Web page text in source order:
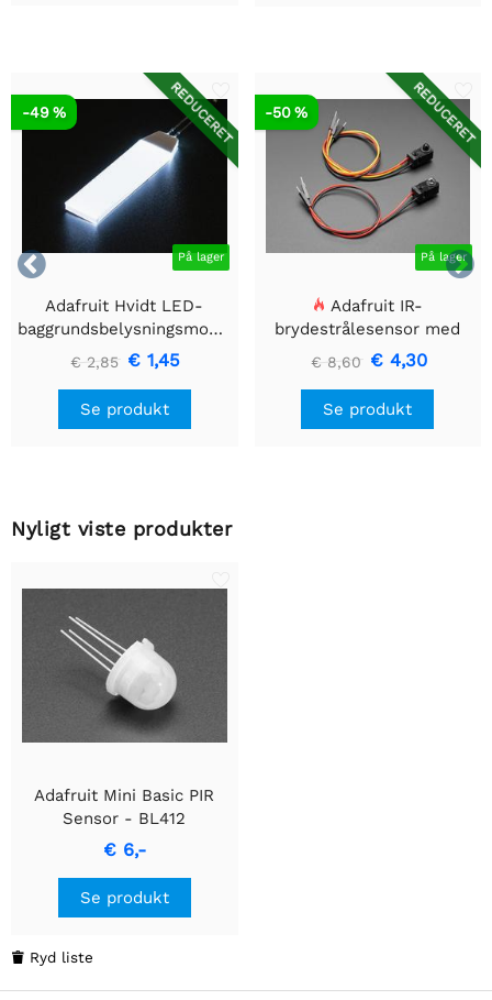


REDUCERET
På lager
-49 %
Adafruit Hvidt LED-
baggrundsbelysningsmodul
- Lille 12mm x 40mm
€ 2,85 € 1,45
Se produkt
REDUCERET
På lager
-50 %
Adafruit IR-
brydestrålesensor med
premium ledningsstuds -
5 mm LED'er
€ 8,60 € 4,30
Se produkt
Nyligt viste produkter
Adafruit Mini Basic PIR
Sensor - BL412
€ 6,-
Se produkt
 Ryd liste